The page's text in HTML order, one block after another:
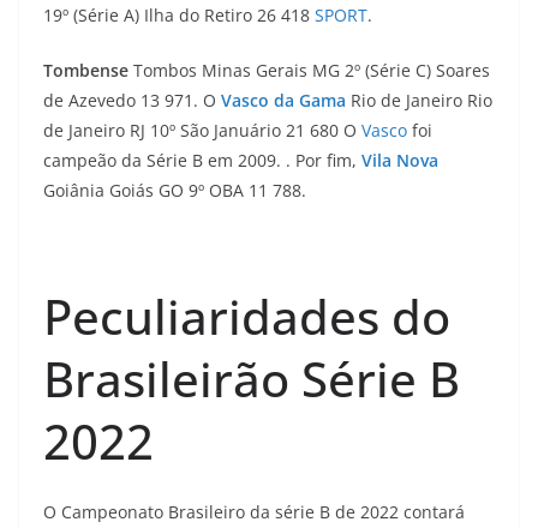
19º (Série A) Ilha do Retiro 26 418 SPORT.
Tombense Tombos Minas Gerais MG 2º (Série C) Soares
de Azevedo 13 971. O Vasco da Gama Rio de Janeiro Rio
de Janeiro RJ 10º São Januário 21 680 O Vasco foi
campeão da Série B em 2009. . Por fim, Vila Nova
Goiânia Goiás GO 9º OBA 11 788.
Peculiaridades do
Brasileirão Série B
2022
O Campeonato Brasileiro da série B de 2022 contará